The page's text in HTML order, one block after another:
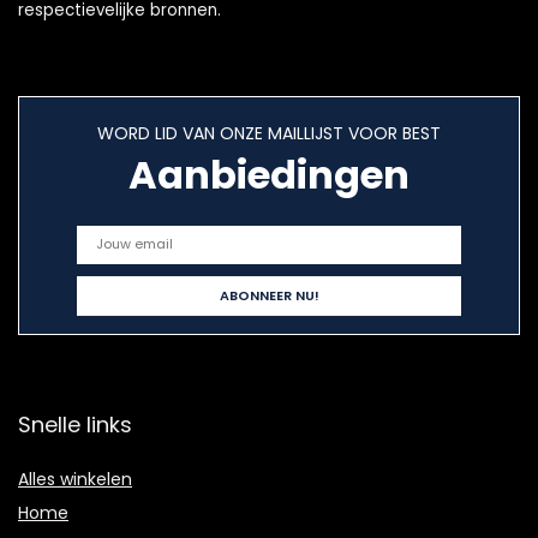
respectievelijke bronnen.
WORD LID VAN ONZE MAILLIJST VOOR BEST
Aanbiedingen
Snelle links
Alles winkelen
Home